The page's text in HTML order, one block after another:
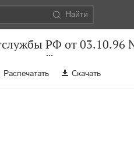
Найти
РФ от 03.10.96
Распечатать Скачать